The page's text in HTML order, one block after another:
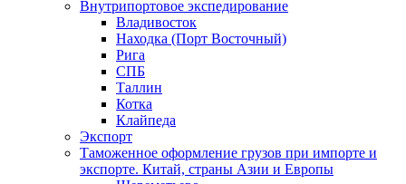
Внутрипортовое экспедирование
Владивосток
Находка (Порт Восточный)
Рига
СПБ
Таллин
Котка
Клайпеда
Экспорт
Таможенное оформление грузов при импорте и
экспорте. Китай, страны Азии и Европы